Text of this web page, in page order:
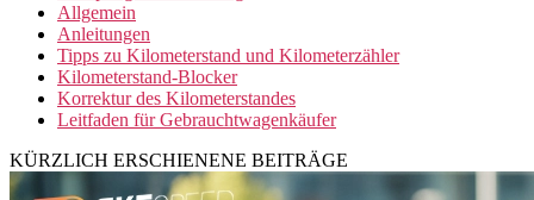
Allgemein
Anleitungen
Tipps zu Kilometerstand und Kilometerzähler
Kilometerstand-Blocker
Korrektur des Kilometerstandes
Leitfaden für Gebrauchtwagenkäufer
KÜRZLICH ERSCHIENENE BEITRÄGE